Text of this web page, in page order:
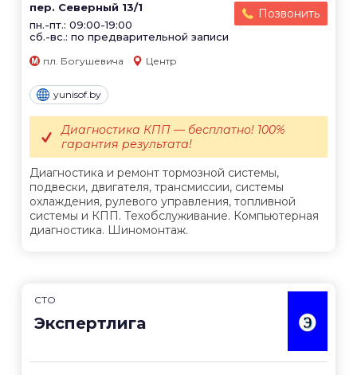
пер. Северный 13/1
пн.-пт.: 09:00-19:00
сб.-вс.: по предварительной записи
Позвонить
пл. Богушевича Центр
yunisof.by
Диагностика и ремонт тормозной системы,
подвески, двигателя, трансмиссии, системы
охлаждения, рулевого управления, топливной
системы и КПП. Техобслуживание. Компьютерная
диагностика. Шиномонтаж.
Диагностика КПП — бесплатно! 100%
гарантия результата!
СТО
Экспертлига